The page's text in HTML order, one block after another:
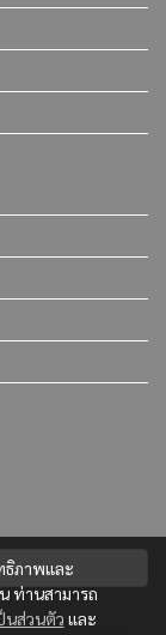
ธิภาพและ
ท่านสามารถ
นส่วนตัว และ